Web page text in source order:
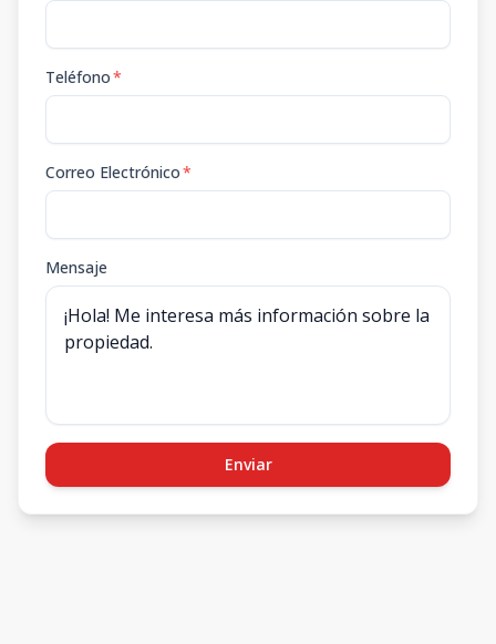
Teléfono*
Correo Electrónico*
Mensaje
Enviar